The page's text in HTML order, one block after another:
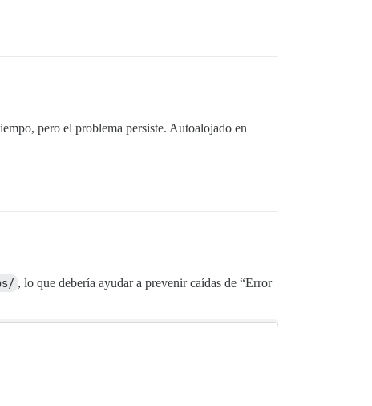
pero el problema persiste. Autoalojado en
, lo que debería ayudar a prevenir caídas de “Error